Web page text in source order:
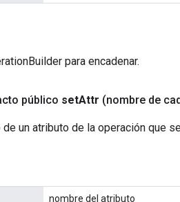
para encadenar.
público setAttr (nombre de
un atributo de la operación que
nombre del atributo